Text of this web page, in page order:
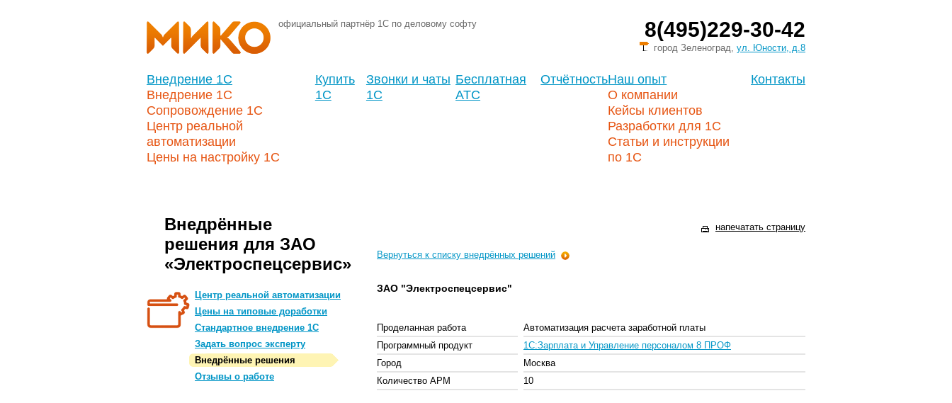
официальный партнёр 1С по деловому софту 8(495)229-30-42
город Зеленоград, ул. Юности, д.8
Внедрение 1С
Внедрение 1С
Сопровождение 1С
Центр реальной
автоматизации
Цены на настройку 1С
Купить
1С
Звонки и чаты
1С
Бесплатная
АТС
ОтчётностьНаш опыт
О компании
Кейсы клиентов
Разработки для 1С
Статьи и инструкции
по 1С
Контакты
Внедрённые
решения для ЗАО
«Электроспецсервис»
Центр реальной автоматизации
Цены на типовые доработки
Стандартное внедрение 1С
Задать вопрос эксперту
Внедрённые решения
Отзывы о работе
напечатать страницу
Вернуться к списку внедрённых решений
ЗАО "Электроспецсервис"
Проделанная работа
Автоматизация расчета заработной платы
Программный продукт
1С:Зарплата и Управление персоналом 8 ПРОФ
Город
Москва
Количество АРМ
10